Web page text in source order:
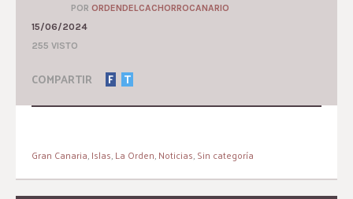
POR ORDENDELCACHORROCANARIO
15/06/2024
255 VISTO
COMPARTIR F T
Gran Canaria,Islas,La Orden,Noticias,Sin categoría